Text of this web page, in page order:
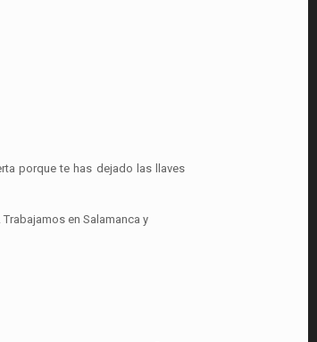
porque te has dejado las llaves
en Salamanca y